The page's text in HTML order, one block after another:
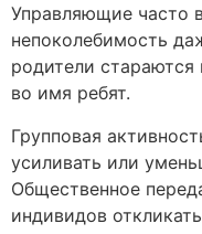
Управляющие часто
непоколебимость
родители
во имя ребят.
Групповая
усиливать или
Общественное
индивидов